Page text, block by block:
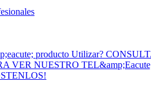
producto Utilizar?
VER NUESTRO